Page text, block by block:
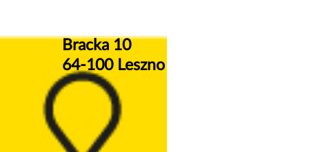
Bracka 10
64-100 Leszno